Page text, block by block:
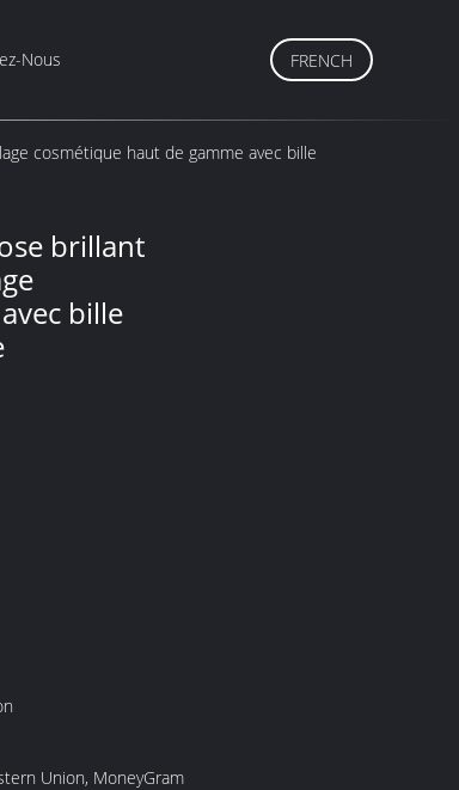
Nous FRENCH
cosmétique haut de gamme avec bille
brillant
bille
Union, MoneyGram